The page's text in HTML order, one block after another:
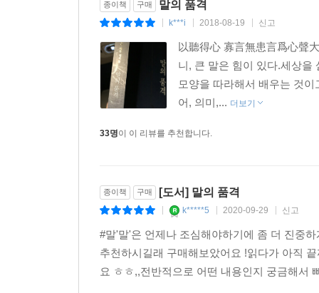
종이책 구매 말의 품격
k***i 2018-08-19 신고
以聽得心 寡言無患言爲心聲
니, 큰 말은 힘이 있다.세상을
모양을 따라해서 배우는 것
어, 의미,... 더보기
33명이 이 리뷰를 추천합니다.
종이책 구매 [도서] 말의 품격
k*****5 2020-09-29 신고
#말'말'은 언제나 조심해야하기에 좀 더 진중
추천하시길래 구매해보았어요 !읽다가 아직
요 ㅎㅎ,,전반적으로 어떤 내용인지 궁금해서